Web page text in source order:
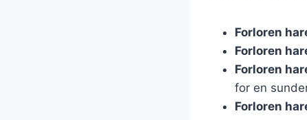
Forloren
Forloren
Forloren
for en
Forloren